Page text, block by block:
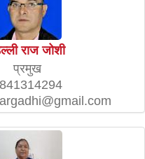
राज जोशी
प्रमुख